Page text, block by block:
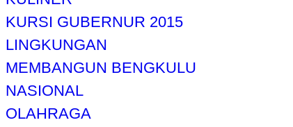
KURSI GUBERNUR 2015
LINGKUNGAN
MEMBANGUN BENGKULU
NASIONAL
OLAHRAGA